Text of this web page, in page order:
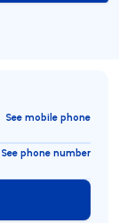
See mobile phone
See phone number